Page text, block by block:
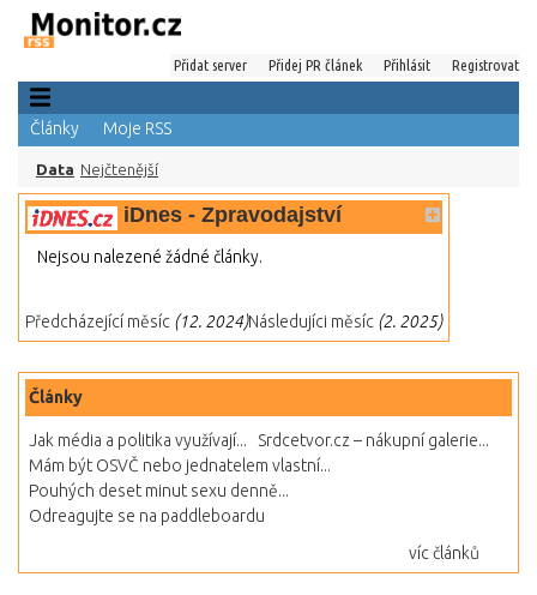
Přidat server Přidej PR článek Přihlásit Registrovat
Články Moje RSS
Data Nejčtenější
iDnes - Zpravodajství
Nejsou nalezené žádné články.
Předcházející měsíc (12. 2024)Následujíci měsíc (2. 2025)
Články
Jak média a politika využívají...
Srdcetvor.cz – nákupní galerie...
Mám být OSVČ nebo jednatelem vlastní...
Pouhých deset minut sexu denně...
Odreagujte se na paddleboardu
víc článků